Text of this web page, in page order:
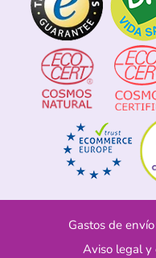
Gastos de
Aviso legal y